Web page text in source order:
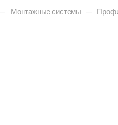
— Монтажные системы —